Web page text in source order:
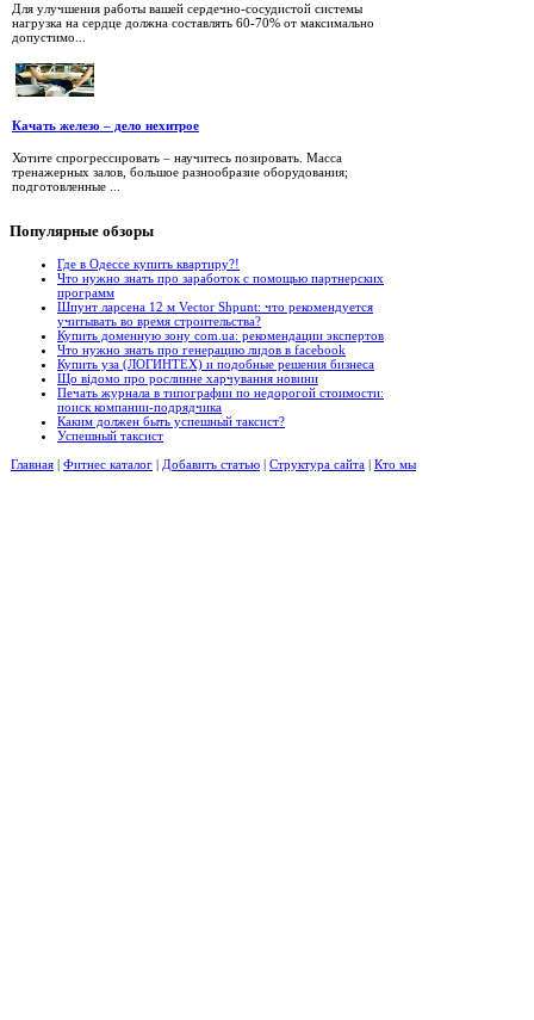
Для улучшения работы вашей сердечно-сосудистой системы
нагрузка на сердце должна составлять 60-70% от максимально
допустимо...
Качать железо – дело нехитрое
Хотите спрогрессировать – научитесь позировать. Масса
тренажерных залов, большое разнообразие оборудования;
подготовленные ...
Популярные обзоры
Где в Одессе купить квартиру?!
Что нужно знать про заработок с помощью партнерских
программ
Шпунт ларсена 12 м Vector Shpunt: что рекомендуется
учитывать во время строительства?
Купить доменную зону com.ua: рекомендации экспертов
Что нужно знать про генерацию лидов в facebook
Купить уза (ЛОГИНТЕХ) и подобные решения бизнеса
Що відомо про рослинне харчування новини
Печать журнала в типографии по недорогой стоимости:
поиск компании-подрядчика
Каким должен быть успешный таксист?
Успешный таксист
Главная | Фитнес каталог | Добавить статью | Структура сайта | Кто мы